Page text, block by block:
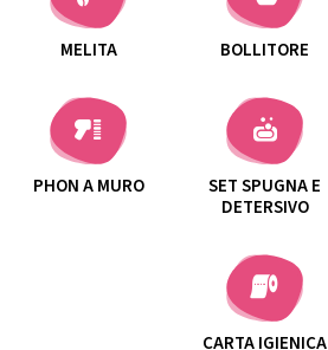
MELITA BOLLITORE
PHON A MURO
SET SPUGNA E
DETERSIVO
CARTA IGIENICA